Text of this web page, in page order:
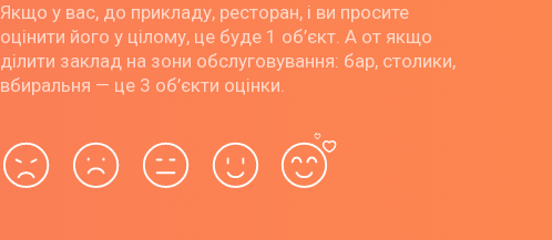
Якщо у вас, до прикладу, ресторан, і ви просите
оцінити його у цілому, це буде 1 об’єкт. А от якщо
ділити заклад на зони обслуговування: бар, столики,
вбиральня — це 3 об’єкти оцінки.